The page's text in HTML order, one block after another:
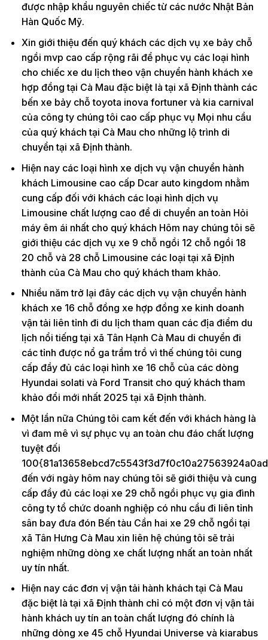
được nhập khẩu nguyên chiếc từ các nước Nhật Bản
Hàn Quốc Mỹ.
Xin giới thiệu đến quý khách các dịch vụ xe bảy chỗ
ngồi mvp cao cấp rộng rãi để phục vụ các loại hình
cho chiếc xe du lịch theo vận chuyển hành khách xe
hợp đồng tại Cà Mau đặc biệt là tại xã Định thành các
bến xe bảy chỗ toyota inova fortuner và kia carnival
của công ty chúng tôi cao cấp phục vụ Mọi nhu cầu
của quý khách tại Cà Mau cho những lộ trình di
chuyển tại xã Định thành.
Hiện nay các loại hình xe dịch vụ vận chuyển hành
khách Limousine cao cấp Dcar auto kingdom nhằm
cung cấp đối với khách các loại hình dịch vụ
Limousine chất lượng cao để di chuyển an toàn Hỏi
máy êm ái nhất cho quý khách Hôm nay chúng tôi sẽ
giới thiệu các dịch vụ xe 9 chỗ ngồi 12 chỗ ngồi 18
20 chỗ và 28 chỗ Limousine các loại tại xã Định
thành của Cà Mau cho quý khách tham khảo.
Nhiều năm trở lại đây các dịch vụ vận chuyển hành
khách xe 16 chỗ đồng xe hợp đồng xe kinh doanh
vận tải liên tỉnh đi du lịch tham quan các địa điểm du
lịch nổi tiếng tại xã Tân Hạnh Cà Mau di chuyển đi
các tỉnh được nổ ga trầm trồ vì thế chúng tôi cung
cấp đầy đủ các loại hình xe 16 chỗ của các dòng
Hyundai solati và Ford Transit cho quý khách tham
khảo đổi mới nhất 2025 tại xã Định thành.
Một lần nữa Chúng tôi cam kết đến với khách hàng là
vì đam mê vì sự phục vụ an toàn chu đáo chất lượng
tuyệt đối
đến với ngày hôm nay chúng tôi sẽ giới thiệu và cung
cấp đầy đủ các loại xe 29 chỗ ngồi phục vụ gia đình
công ty tổ chức doanh nghiệp có nhu cầu đi liên tỉnh
sân bay đưa đón Bến tàu Cần hai xe 29 chỗ ngồi tại
xã Tân Hưng Cà Mau xin liên hệ chúng tôi sẽ trải
nghiệm những dòng xe chất lượng nhất an toàn nhất
uy tín nhất.
Hiện nay các đơn vị vận tải hành khách tại Cà Mau
đặc biệt là tại xã Định thành chỉ có một đơn vị vận tải
hành khách uy tín an toàn chất lượng đó chính là
những dòng xe 45 chỗ Hyundai Universe và kiarabus